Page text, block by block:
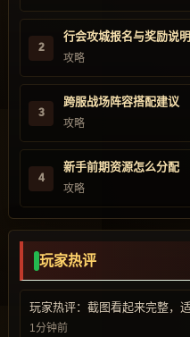
2
行会攻城报名与奖励说明
攻略
3
跨服战场阵容搭配建议
攻略
4
新手前期资源怎么分配
攻略
玩家热评
玩家热评：截图看起来完整，
1分钟前